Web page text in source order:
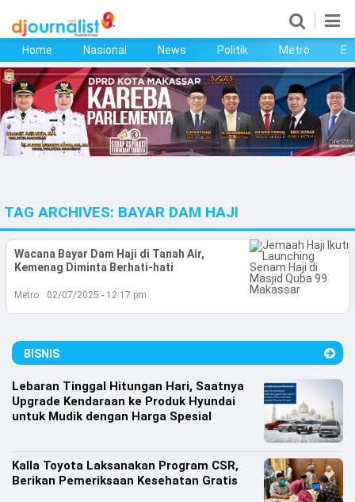
Home
Nasional
News
Metro
Ekonomi
Bisnis
Lifestyle
Olahraga
Opini
Home Nasional News Politik Metro
TAG ARCHIVES: BAYAR DAM HAJI
Wacana Bayar Dam Haji di Tanah Air,
Kemenag Diminta Berhati-hati
Metro 02/07/2025 - 12:17 pm
BISNIS
Lebaran Tinggal Hitungan Hari, Saatnya
Upgrade Kendaraan ke Produk Hyundai
untuk Mudik dengan Harga Spesial
Kalla Toyota Laksanakan Program CSR,
Berikan Pemeriksaan Kesehatan Gratis